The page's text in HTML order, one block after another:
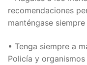
recomendaciones
manténgase
• Tenga siempre a
Policía y